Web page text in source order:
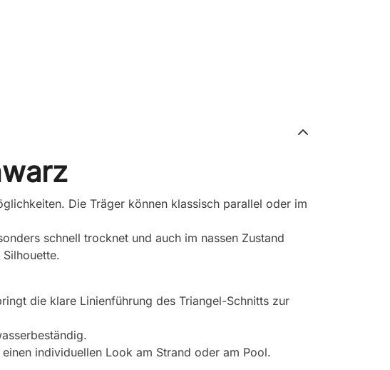
Die Träger können klassisch parallel oder im
schnell trocknet und auch im nassen Zustand
die klare Linienführung des Triangel-Schnitts zur
individuellen Look am Strand oder am Pool.